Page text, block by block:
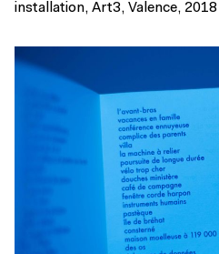
installation, Art3, Valence, 2018